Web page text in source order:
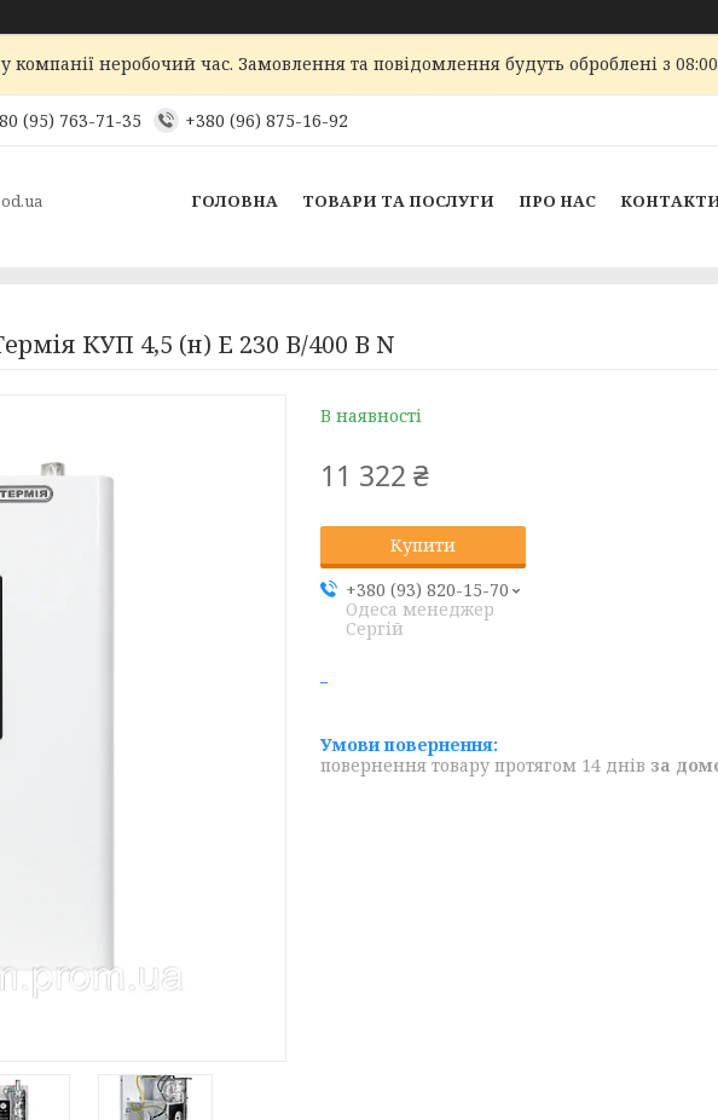
компанії неробочий час. Замовлення та повідомлення будуть оброблені з
(95) 763-71-35 +380 (96) 875-16-92
ГОЛОВНА ТОВАРИ ТА ПОСЛУГИ ПРО НАС
КУП 4,5 (н) Е 230 В/400 В N
В наявності
11 322 ₴
Купити
+380 (93) 820-15-70
Одеса менеджер
Сергій
повернення товару протягом 14 днів за